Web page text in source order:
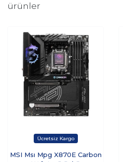
ürünler
MSI Msı Mpg X870E Carbon